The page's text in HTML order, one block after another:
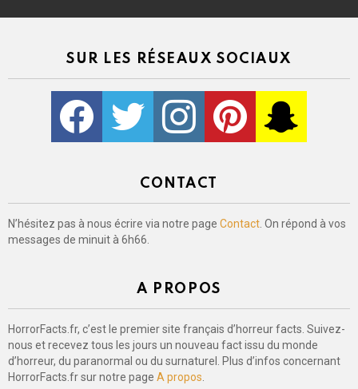
SUR LES RÉSEAUX SOCIAUX
Facebook Twitter Instagram Pinterest kljlkjlkj
CONTACT
N’hésitez pas à nous écrire via notre page Contact . On répond à vos
messages de minuit à 6h66.
A PROPOS
HorrorFacts.fr, c’est le premier site français d’horreur facts. Suivez-
nous et recevez tous les jours un nouveau fact issu du monde
d’horreur, du paranormal ou du surnaturel. Plus d’infos concernant
HorrorFacts.fr sur notre page A propos